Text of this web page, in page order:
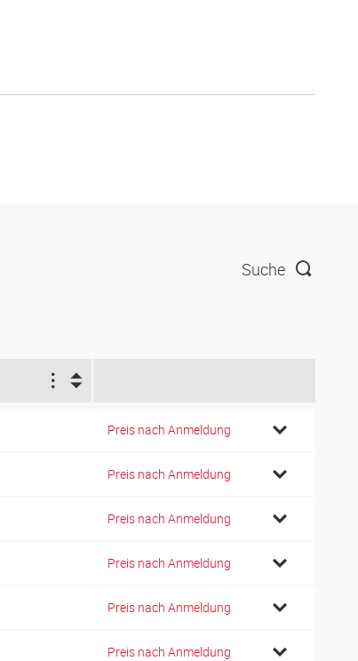
Suche
Preis nach Anmeldung
Preis nach Anmeldung
Preis nach Anmeldung
Preis nach Anmeldung
Preis nach Anmeldung
Preis nach Anmeldung